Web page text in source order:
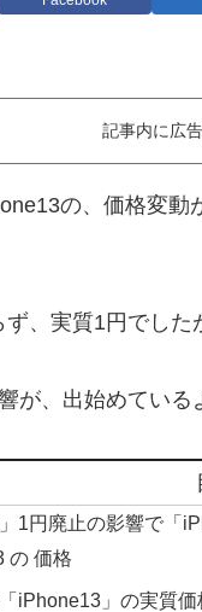
記事内に広
の、価格変
、実質1円でし
が、出始めている
」1円廃止の影響で「
の 価格
iPhone13」の実質価